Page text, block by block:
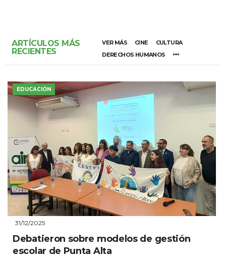
ARTÍCULOS MÁS
RECIENTES
VER MÁS CINE
CULTURA
DERECHOS HUMANOS
EDUCACIÓN
31/12/2025
Debatieron sobre modelos de gestión
escolar de Punta Alta